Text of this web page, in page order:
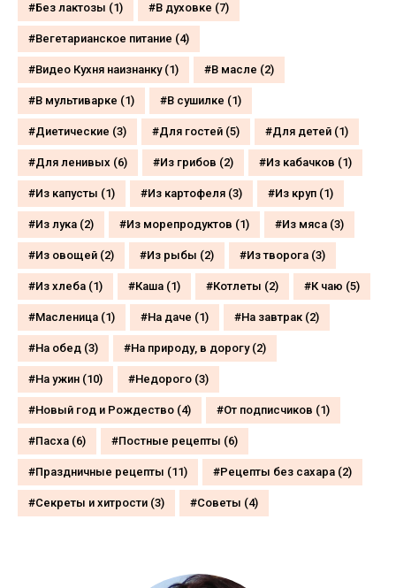
Без лактозы (1) В духовке (7)
Вегетарианское питание (4)
Видео Кухня наизнанку(1) В масле (2)
В мультиварке (1) В сушилке (1)
Диетические (3) Для гостей (5) Для детей (1)
Для ленивых (6) Из грибов (2) Из кабачков (1)
Из капусты (1) Из картофеля (3) Из круп (1)
Из лука (2) Из морепродуктов (1) Из мяса (3)
Из овощей (2) Из рыбы (2) Из творога (3)
Из хлеба (1) Каша (1) Котлеты (2) К чаю (5)
Масленица (1) На даче (1) На завтрак (2)
На обед (3) На природу, в дорогу(2)
На ужин (10) Недорого (3)
Новый год и Рождество (4) От подписчиков (1)
Пасха (6) Постные рецепты (6)
Праздничные рецепты (11) Рецепты без сахара (2)
Секреты и хитрости (3) Советы (4)